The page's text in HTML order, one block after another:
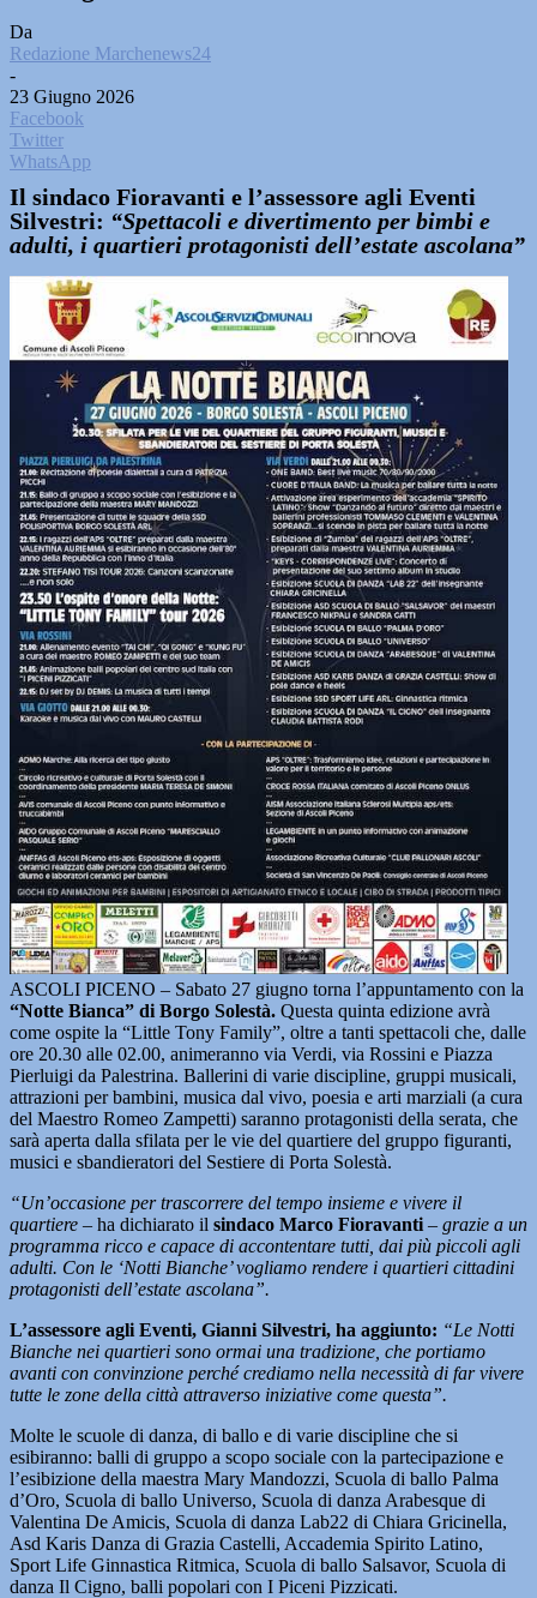
Da
Redazione Marchenews24
-
23 Giugno 2026
Facebook
Twitter
WhatsApp
Il sindaco Fioravanti e l’assessore agli Eventi
Silvestri: “Spettacoli e divertimento per bimbi e
adulti, i quartieri protagonisti dell’estate ascolana”
ASCOLI PICENO – Sabato 27 giugno torna l’appuntamento con la
“Notte Bianca” di Borgo Solestà. Questa quinta edizione avrà
come ospite la “Little Tony Family”, oltre a tanti spettacoli che, dalle
ore 20.30 alle 02.00, animeranno via Verdi, via Rossini e Piazza
Pierluigi da Palestrina. Ballerini di varie discipline, gruppi musicali,
attrazioni per bambini, musica dal vivo, poesia e arti marziali (a cura
del Maestro Romeo Zampetti) saranno protagonisti della serata, che
sarà aperta dalla sfilata per le vie del quartiere del gruppo figuranti,
musici e sbandieratori del Sestiere di Porta Solestà.
“Un’occasione per trascorrere del tempo insieme e vivere il
quartiere – ha dichiarato il sindaco Marco Fioravanti – grazie a un
programma ricco e capace di accontentare tutti, dai più piccoli agli
adulti. Con le ‘Notti Bianche’ vogliamo rendere i quartieri cittadini
protagonisti dell’estate ascolana”.
L’assessore agli Eventi, Gianni Silvestri, ha aggiunto: “Le Notti
Bianche nei quartieri sono ormai una tradizione, che portiamo
avanti con convinzione perché crediamo nella necessità di far vivere
tutte le zone della città attraverso iniziative come questa”.
Molte le scuole di danza, di ballo e di varie discipline che si
esibiranno: balli di gruppo a scopo sociale con la partecipazione e
l’esibizione della maestra Mary Mandozzi, Scuola di ballo Palma
d’Oro, Scuola di ballo Universo, Scuola di danza Arabesque di
Valentina De Amicis, Scuola di danza Lab22 di Chiara Gricinella,
Asd Karis Danza di Grazia Castelli, Accademia Spirito Latino,
Sport Life Ginnastica Ritmica, Scuola di ballo Salsavor, Scuola di
danza Il Cigno, balli popolari con I Piceni Pizzicati.